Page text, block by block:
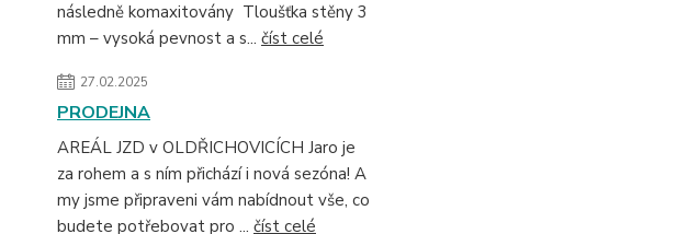
následně komaxitovány Tloušťka stěny 3
mm – vysoká pevnost a s... číst celé
27.02.2025
PRODEJNA
AREÁL JZD v OLDŘICHOVICÍCH Jaro je
za rohem a s ním přichází i nová sezóna! A
my jsme připraveni vám nabídnout vše, co
budete potřebovat pro ... číst celé